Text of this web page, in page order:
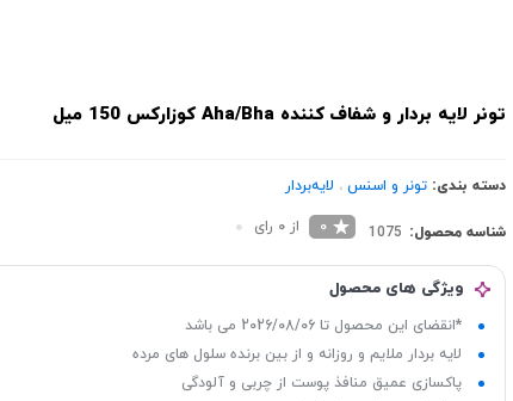
تونر لایه بردار و شفاف کننده Aha/Bha کوزارکس 150 میل
دسته بندی: تونر و اسنس ، لایه‌بردار
شناسه محصول: 1075
0 از 0 رای
ویژگی های محصول
*انقضای این محصول تا 2026/08/06 می باشد
لایه بردار ملایم و روزانه و از بین برنده سلول های مرده
پاکسازی عمیق منافذ پوست از چربی و آلودگی